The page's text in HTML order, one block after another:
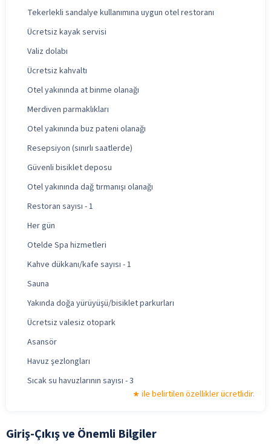
Tekerlekli sandalye kullanımına uygun otel restoranı
Ücretsiz kayak servisi
Valiz dolabı
Ücretsiz kahvaltı
Otel yakınında at binme olanağı
Merdiven parmaklıkları
Otel yakınında buz pateni olanağı
Resepsiyon (sınırlı saatlerde)
Güvenli bisiklet deposu
Otel yakınında dağ tırmanışı olanağı
Restoran sayısı - 1
Her gün
Otelde Spa hizmetleri
Kahve dükkanı/kafe sayısı - 1
Sauna
Yakında doğa yürüyüşü/bisiklet parkurları
Ücretsiz valesiz otopark
Asansör
Havuz şezlongları
Sıcak su havuzlarının sayısı - 3
ile belirtilen özellikler ücretlidir.
Giriş-Çıkış ve Önemli Bilgiler